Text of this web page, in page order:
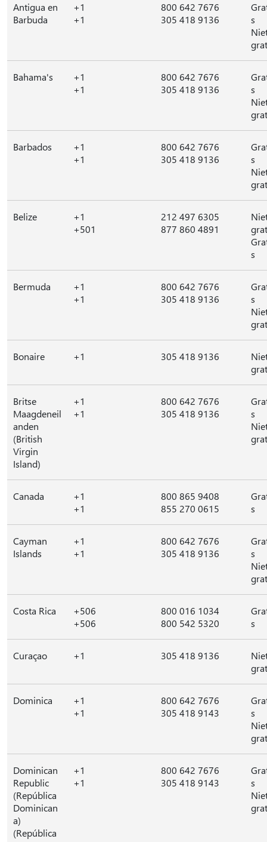
Antigua en
Barbuda
+1
+1
800 642 7676
305 418 9136
s
Bahama's
+1
+1
800 642 7676
305 418 9136
s
Barbados
+1
+1
800 642 7676
305 418 9136
s
Belize
+1
+501
212 497 6305
877 860 4891
s
Bermuda
+1
+1
800 642 7676
305 418 9136
s
Bonaire +1 305 418 9136
Britse
Maagdeneil
anden
(British
Virgin
Island)
+1
+1
800 642 7676
305 418 9136
s
Canada
+1
+1
800 865 9408
855 270 0615
s
Cayman
Islands
+1
+1
800 642 7676
305 418 9136
s
Costa Rica
+506
+506
800 016 1034
800 542 5320
s
Curaçao +1 305 418 9136
Dominica
+1
+1
800 642 7676
305 418 9143
s
Dominican
Republic
(República
Dominican
a)
(República
+1
+1
800 642 7676
305 418 9143
s